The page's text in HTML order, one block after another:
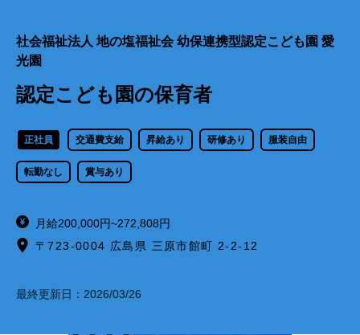
社会福祉法人 地の塩福祉会 幼保連携型認定こども園 愛
光園
認定こども園の保育者
正社員 交通費支給 昇給あり 研修あり 服装自由
転勤なし 賞与あり
月給200,000円~272,808円
〒723-0004 広島県 三原市館町 2-2-12
最終更新日： 2026/03/26